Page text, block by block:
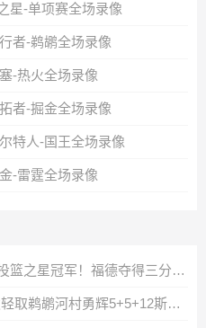
星-单项赛全场录像
者-鹈鹕全场录像
-热火全场录像
者-掘金全场录像
特人-国王全场录像
-雷霆全场录像
全明星：华盛顿神秘人夺投篮之星冠军！福德夺得三分大赛冠军！
🏀夏联-步行者第三节爆发轻取鹈鹕河村勇辉5+5+12斯劳森22分